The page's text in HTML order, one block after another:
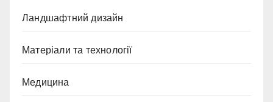
Ландшафтний дизайн
Матеріали та технології
Медицина